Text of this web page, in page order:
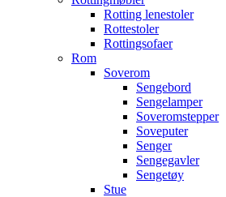
Rotting lenestoler
Rottestoler
Rottingsofaer
Rom
Soverom
Sengebord
Sengelamper
Soveromstepper
Soveputer
Senger
Sengegavler
Sengetøy
Stue